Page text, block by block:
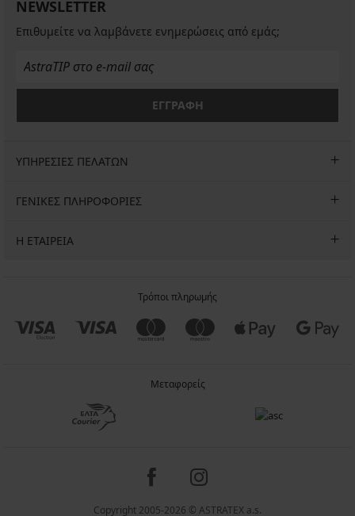
NEWSLETTER
Επιθυμείτε να λαμβάνετε ενημερώσεις από εμάς;
ΕΓΓΡΑΦΗ
ΥΠΗΡΕΣΙΕΣ ΠΕΛΑΤΩΝ
ΓΕΝΙΚΕΣ ΠΛΗΡΟΦΟΡΙΕΣ
Η ΕΤΑΙΡΕΙΑ
Τρόποι πληρωμής
Μεταφορείς
Copyright 2005-2026 © ASTRATEX a.s.